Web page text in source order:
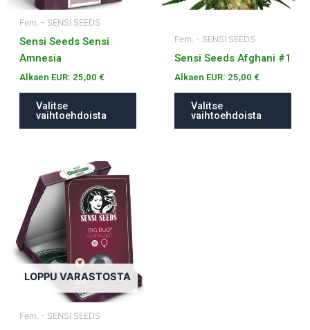
Fem. - SENSI SEEDS
Sensi Seeds Sensi
Amnesia
Alkaen EUR: 25,00 €
Valitse
vaihtoehdoista
tuotteen
sivulla.
Fem. - SENSI SEEDS
Sensi Seeds Afghani #1
Alkaen EUR: 25,00 €
Valitse
vaihtoehdoista
tuotteen
LOPPU VARASTOSTA
Fem. - SENSI SEEDS
tuotteella
on
useampi
muunnelma.
Voit
valinnat
sivulla.